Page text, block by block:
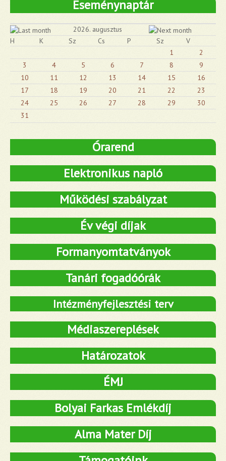
Eseménynaptár
2026. augusztus
H
K Sz Cs P Sz
V
1
2
3
4 5 6 7 8
9
10
11 12 13 14 15
16
17
18 19 20 21 22
23
24
25 26 27 28 29
30
31
Órarend
Elektronikus napló
Működési szabályzat
Év végi díjak
Formanyomtatványok
Tanári fogadóórák
Intézményfejlesztési terv
Médiaszereplések
Határozatok
ÉMJ
Bolyai Farkas Emlékdíj
Alma Mater Díj